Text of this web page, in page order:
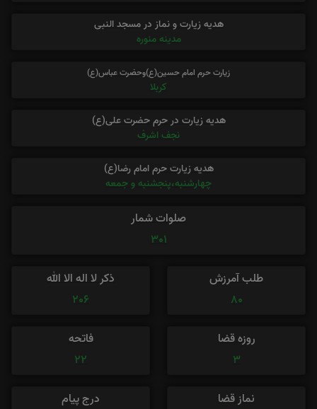
هدیه زیارت و نماز در مسجد النبی
مدینه منوره
زیارت حرم امام حسین(ع)وحضرت عباس(ع)
کربلا
هدیه زیارت در حرم حضرت علی(ع)
نجف اشرف
هدیه زیارت حرم امام رضا(ع)
چهارشنبه،پنجشنبه و جمعه
صلوات شمار
301
طلب آمرزش
80
ذکر لا اله الا الله
206
روزه قضا
3
فاتحه
22
نماز قضا
درج پیام